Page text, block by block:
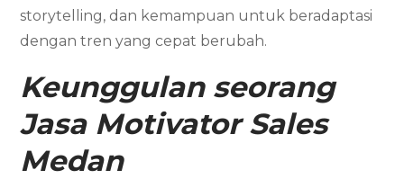
storytelling, dan kemampuan untuk beradaptasi
dengan tren yang cepat berubah.
Keunggulan seorang
Jasa Motivator Sales
Medan